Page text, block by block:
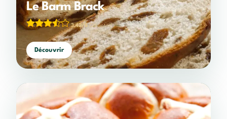
Le Barm Brack
3,42/5(26 votes)
Découvrir